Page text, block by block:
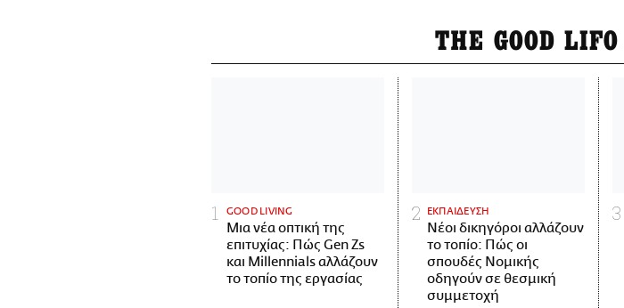
THE GOOD LIFO
GOOD LIVING
Μια νέα οπτική της
επιτυχίας: Πώς Gen Zs
και Millennials αλλάζουν
το τοπίο της εργασίας
ΕΚΠΑΙΔΕΥΣΗ
Νέοι δικηγόροι αλλάζουν
το τοπίο: Πώς οι
σπουδές Νομικής
οδηγούν σε θεσμική
συμμετοχή